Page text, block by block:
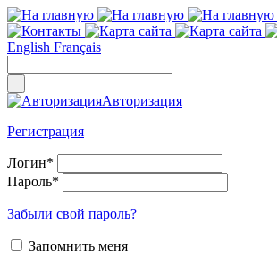
English Français
Авторизация
Регистрация
Логин*
Пароль*
Забыли свой пароль?
Запомнить меня